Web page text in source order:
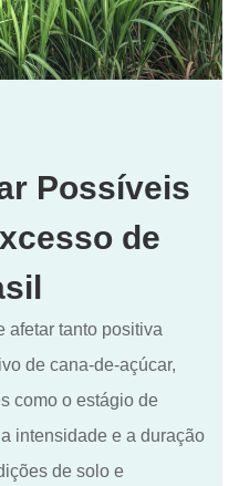
Possíveis
de
afetar tanto positiva
de cana-de-açúcar,
como o estágio de
intensidade e a duração
de solo e